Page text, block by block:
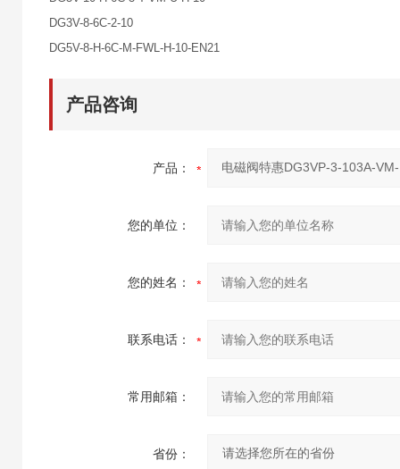
DG3V-8-6C-2-10
DG5V-8-H-6C-M-FWL-H-10-EN21
产品咨询
产品：
您的单位：
您的姓名：
联系电话：
常用邮箱：
省份：